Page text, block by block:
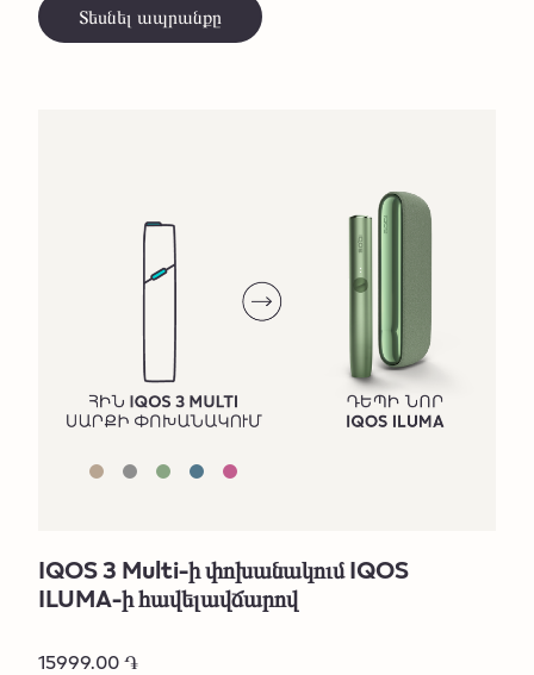
Տեսնել ապրանքը
IQOS 3 Multi-ի փոխանակում IQOS
ILUMA-ի հավելավճարով
15999.00 ֏